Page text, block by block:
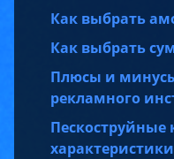
Как выбрать
Как выбрать
Плюсы и
рекламного
характеристики